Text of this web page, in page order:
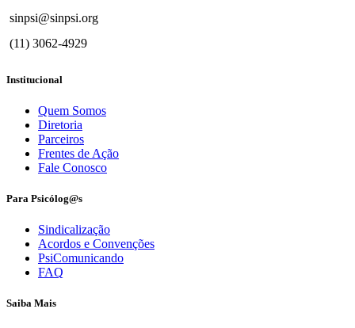
sinpsi@sinpsi.org
(11) 3062-4929
Institucional
Quem Somos
Diretoria
Parceiros
Frentes de Ação
Fale Conosco
Para Psicólog@s
Sindicalização
Acordos e Convenções
PsiComunicando
FAQ
Saiba Mais